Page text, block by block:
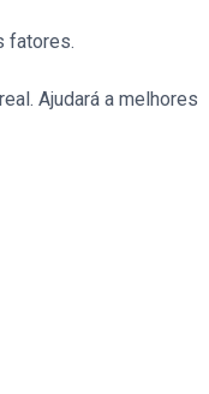
fatores.
Ajudará a melhores